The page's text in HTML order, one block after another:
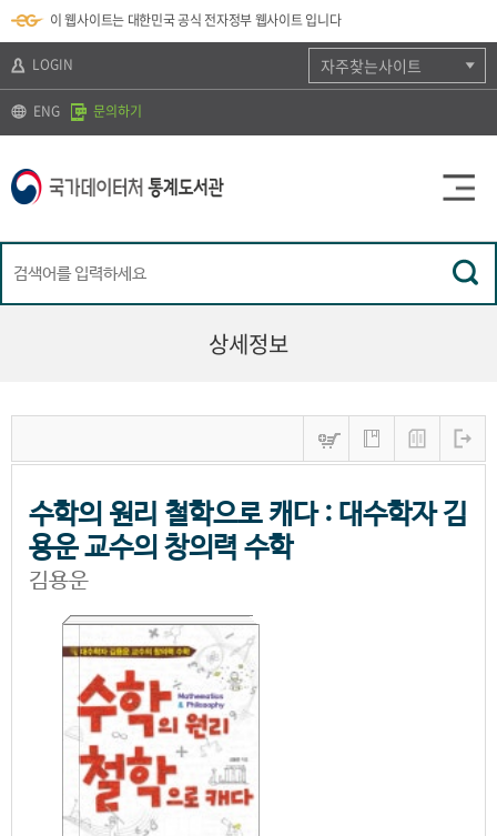
바
로
기
가
기
k
t
)
바
로
기
보
바
가
기
이 웹사이트는 대한민국 공식 전자정부 웹사이트 입니다
LOGIN
ENG 문의하기
자주찾는사이트
상세정보
수학의 원리 철학으로 캐다 : 대수학자 김
용운 교수의 창의력 수학
김용운